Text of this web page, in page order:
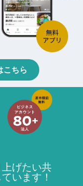
こちら
上げたい共
います！